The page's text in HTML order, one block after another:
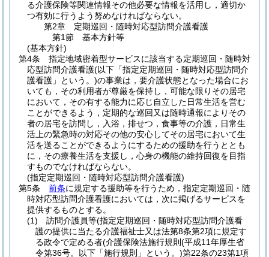
る介護保険等関連情報その他必要な情報を活用し，適切か
つ有効に行うよう努めなければならない。
第2章
定期巡回・随時対応型訪問介護看護
第1節
基本方針等
(基本方針)
第4条
指定地域密着型サービスに該当する定期巡回・随時対
応型訪問介護看護(以下「指定定期巡回・随時対応型訪問介
護看護」という。)の事業は，要介護状態となった場合にお
いても，その利用者が尊厳を保持し，可能な限りその居宅
において，その有する能力に応じ自立した日常生活を営む
ことができるよう，定期的な巡回又は随時通報によりその
者の居宅を訪問し，入浴，排せつ，食事等の介護，日常生
活上の緊急時の対応その他の安心してその居宅において生
活を送ることができるようにするための援助を行うととも
に，その療養生活を支援し，心身の機能の維持回復を目指
すものでなければならない。
(指定定期巡回・随時対応型訪問介護看護)
第5条
前条に規定する援助等を行うため，指定定期巡回・随
時対応型訪問介護看護においては，次に掲げるサービスを
提供するものとする。
(1)
訪問介護員等(指定定期巡回・随時対応型訪問介護看
護の提供に当たる介護福祉士又は法第8条第2項に規定す
る政令で定める者(介護保険法施行規則 (平成11年厚生省
令第36号。以下「施行規則」という。)第22条の23第1項